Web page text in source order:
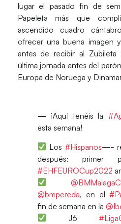
lugar el pasado fin de
Papeleta más que
ascendido cuadro
ofrecer una buena imagen
antes de recibir al
última jornada antes del
Europa de Noruega y
— ¡Aquí tenéis la
esta semana!
Los#Hispanos—-
después: primer
#EHFEUROCup2022
@bmpereda, en el
fin de semana en la
J6